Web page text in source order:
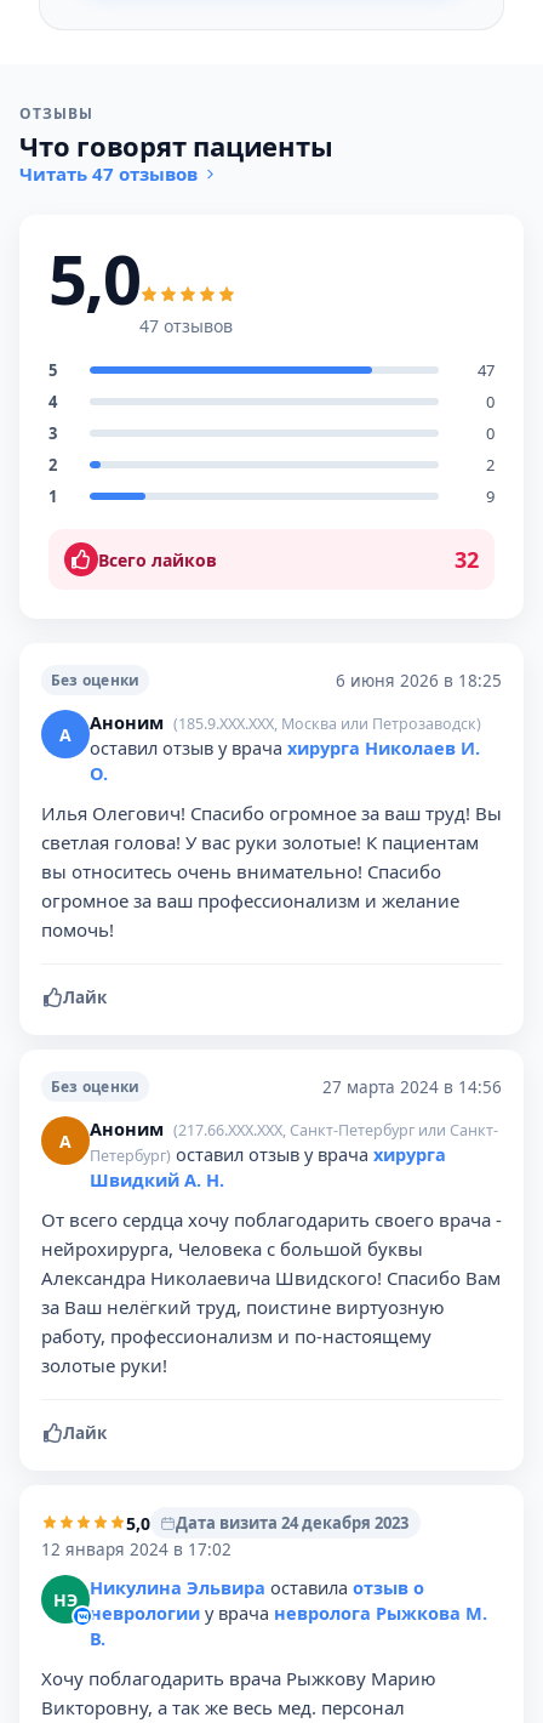
ОТЗЫВЫ
Что говорят пациенты
Читать 47 отзывов
5,0
47 отзывов
5
47
4
0
3
0
2
2
1
9
Всего лайков 32
Без оценки 6 июня 2026 в 18:25
А Аноним (185.9.XXX.XXX, Москва или Петрозаводск)
оставил отзыв у врача хирурга Николаев И.
О.
Илья Олегович! Спасибо огромное за ваш труд! Вы
светлая голова! У вас руки золотые! К пациентам
вы относитесь очень внимательно! Спасибо
огромное за ваш профессионализм и желание
помочь!
Лайк
Без оценки 27 марта 2024 в 14:56
А Аноним (217.66.XXX.XXX, Санкт-Петербург или Санкт-
Петербург) оставил отзыв у врача хирурга
Швидкий А. Н.
От всего сердца хочу поблагодарить своего врача -
нейрохирурга, Человека с большой буквы
Александра Николаевича Швидского! Спасибо Вам
за Ваш нелёгкий труд, поистине виртуозную
работу, профессионализм и по-настоящему
золотые руки!
Лайк
5,0
Дата визита 24 декабря 2023
12 января 2024 в 17:02
НЭ Никулина Эльвира оставила отзыв о
неврологии у врача невролога Рыжкова М.
В.
Хочу поблагодарить врача Рыжкову Марию
Викторовну, а так же весь мед. персонал